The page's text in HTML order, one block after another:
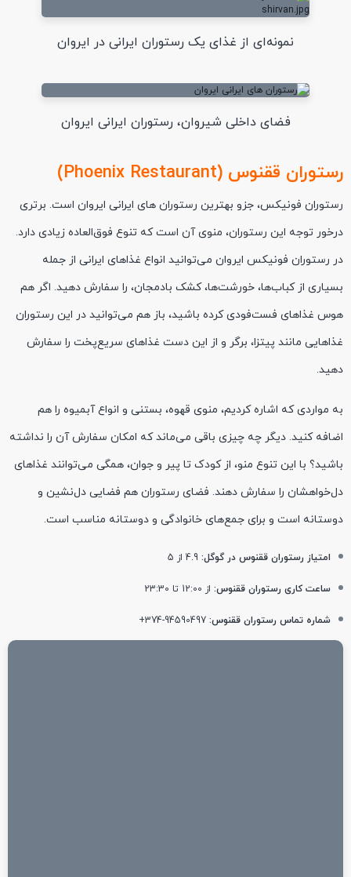
نمونه‌ای از غذای یک رستوران ایرانی در ایروان
فضای داخلی شیروان، رستوران ایرانی ایروان
رستوران ققنوس (Phoenix Restaurant)
رستوران فونیکس، جزو بهترین رستوران های ایرانی ایروان است. برتری
درخور توجه این رستوران، منوی آن است که تنوع فوق‌العاده زیادی دارد.
در رستوران فونیکس ایروان می‌توانید انواع غذاهای ایرانی از جمله
بسیاری از کباب‌ها، خورشت‌ها، کشک بادمجان، را سفارش دهید. اگر هم
هوس غذاهای فست‌فودی کرده باشید، باز هم می‌توانید در این رستوران
غذاهایی مانند پیتزا، برگر و از این دست غذاهای سریع‌پخت را سفارش
دهید.
به مواردی که اشاره کردیم، منوی قهوه، بستنی و انواع آبمیوه را هم
اضافه کنید. دیگر چه چیزی باقی می‌ماند که امکان سفارش آن را نداشته
باشید؟ با این تنوع منو، از کودک تا پیر و جوان، همگی می‌توانند غذاهای
دل‌خواهشان را سفارش دهند. فضای رستوران هم فضایی دل‌نشین و
دوستانه است و برای جمع‌های خانوادگی و دوستانه مناسب است.
امتیاز رستوران ققنوس در گوگل:
ساعت کاری رستوران ققنوس: از 12:00 تا 23:30
شماره تماس رستوران ققنوس: